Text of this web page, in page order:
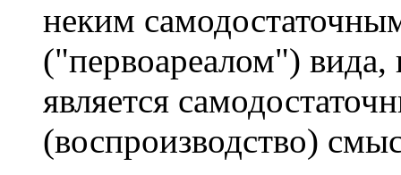
неким
("первоареалом") вида,
является
(воспроизводство)